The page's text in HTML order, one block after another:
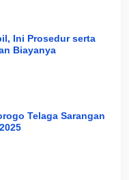
Ini Prosedur serta
Biayanya
Telaga Sarangan